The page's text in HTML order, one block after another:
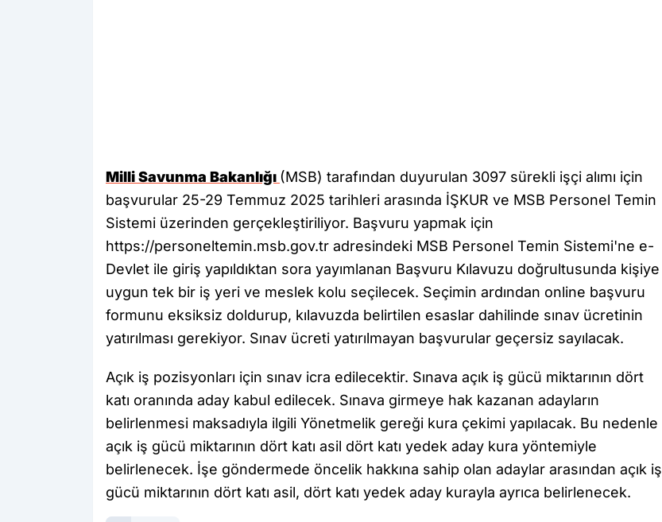
Milli Savunma Bakanlığı (MSB) tarafından duyurulan 3097 sürekli işçi alımı için
başvurular 25-29 Temmuz 2025 tarihleri arasında İŞKUR ve MSB Personel Temin
Sistemi üzerinden gerçekleştiriliyor. Başvuru yapmak için
https://personeltemin.msb.gov.tr adresindeki MSB Personel Temin Sistemi'ne e-
Devlet ile giriş yapıldıktan sora yayımlanan Başvuru Kılavuzu doğrultusunda kişiye
uygun tek bir iş yeri ve meslek kolu seçilecek. Seçimin ardından online başvuru
formunu eksiksiz doldurup, kılavuzda belirtilen esaslar dahilinde sınav ücretinin
yatırılması gerekiyor. Sınav ücreti yatırılmayan başvurular geçersiz sayılacak.
Açık iş pozisyonları için sınav icra edilecektir. Sınava açık iş gücü miktarının dört
katı oranında aday kabul edilecek. Sınava girmeye hak kazanan adayların
belirlenmesi maksadıyla ilgili Yönetmelik gereği kura çekimi yapılacak. Bu nedenle
açık iş gücü miktarının dört katı asil dört katı yedek aday kura yöntemiyle
belirlenecek. İşe göndermede öncelik hakkına sahip olan adaylar arasından açık iş
gücü miktarının dört katı asil, dört katı yedek aday kurayla ayrıca belirlenecek.